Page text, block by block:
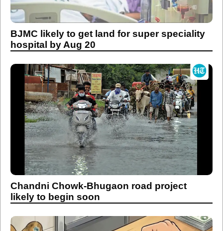
BJMC likely to get land for super speciality
hospital by Aug 20
Chandni Chowk-Bhugaon road project
likely to begin soon